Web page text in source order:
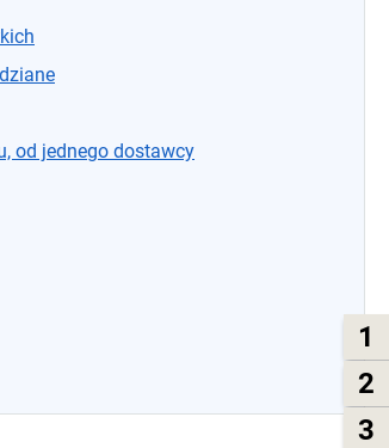
1
2
3
od jednego dostawcy